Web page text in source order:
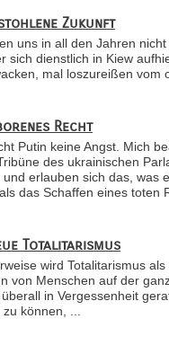
Zukunft
uns in all den Jahren
sich dienstlich in Kiew
mal loszureißen vom
Recht
Putin keine Angst. Mich
des ukrainischen
und erlauben sich das, was
das Schaffen eines toten
Totalitarismus
wird Totalitarismus
von Menschen auf der
in Vergessenheit
können, ...